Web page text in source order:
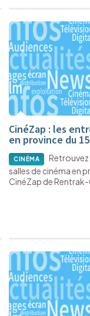
CinéZap : les
en province du
CINÉMA
Retrouvez
salles de cinéma en
CinéZap de